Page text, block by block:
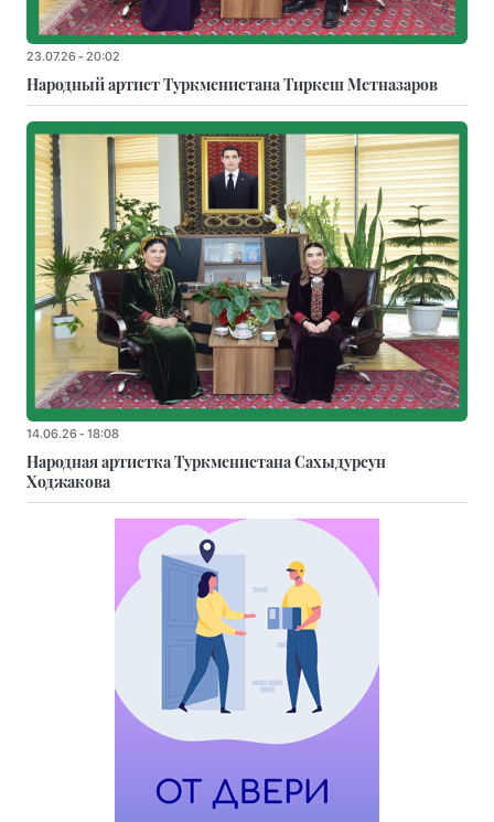
23.07.26 - 20:02
Народный артист Туркменистана Тиркеш Мeтназаров
14.06.26 - 18:08
Народная артистка Туркменистана Сахыдурсун
Ходжакова